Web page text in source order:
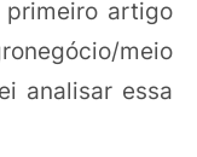
primeiro artigo
meio
analisar essa